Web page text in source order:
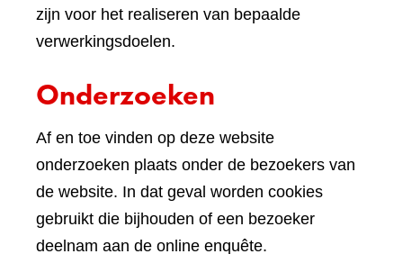
website)
zijn voor het realiseren van bepaalde
verwerkingsdoelen.
Onderzoeken
Af en toe vinden op deze website
onderzoeken plaats onder de bezoekers van
de website. In dat geval worden cookies
gebruikt die bijhouden of een bezoeker
deelnam aan de online enquête.